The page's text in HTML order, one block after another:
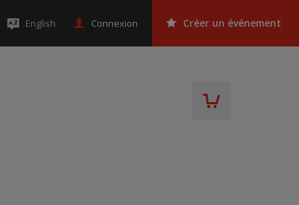
English Connexion Créer un événement